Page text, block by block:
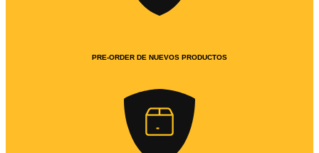
PRE-ORDER DE NUEVOS PRODUCTOS